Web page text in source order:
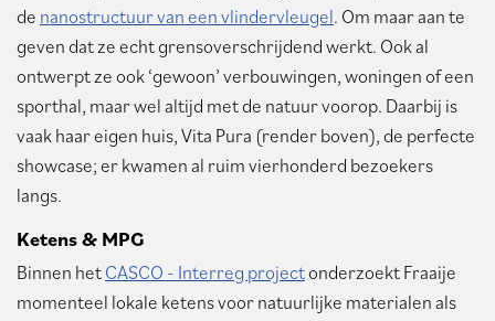
de nanostructuur van een vlindervleugel. Om maar aan te
geven dat ze echt grensoverschrijdend werkt. Ook al
ontwerpt ze ook ‘gewoon’ verbouwingen, woningen of een
sporthal, maar wel altijd met de natuur voorop. Daarbij is
vaak haar eigen huis, Vita Pura (render boven), de perfecte
showcase; er kwamen al ruim vierhonderd bezoekers
langs.
Ketens & MPG
Binnen hetCASCO - Interreg projectonderzoekt Fraaije
momenteel lokale ketens voor natuurlijke materialen als